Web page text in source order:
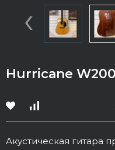
‹
Hurricane
Акустическая гитара